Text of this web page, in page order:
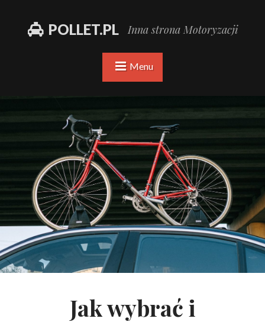
POLLET.PL Inna strona Motoryzacji
Menu
Jak wybrać i